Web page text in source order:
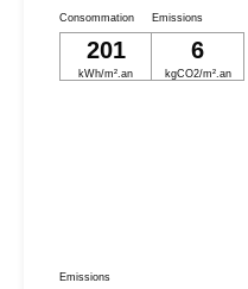
Consommation
201
kWh/m².an
Emissions
6
kgCO2/m².an
Emissions